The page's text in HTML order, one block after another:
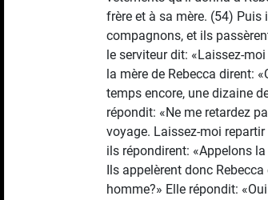
frère et à sa mère. (54)
compagnons, et ils
le serviteur dit: «Laissez-
la mère de Rebecca dirent:
temps encore, une dizaine
répondit: «Ne me retardez
voyage. Laissez-moi
ils répondirent: «Appelons
Ils appelèrent donc
homme?» Elle répondit: